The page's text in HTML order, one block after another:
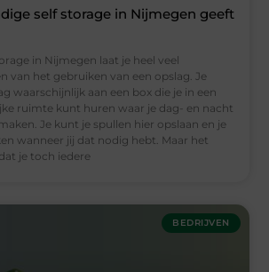
self storage in Nijmegen geeft
in Nijmegen laat je heel veel
van het gebruiken van een opslag. Je
waarschijnlijk aan een box die je in een
ruimte kunt huren waar je dag- en nacht
Je kunt je spullen hier opslaan en je
wanneer jij dat nodig hebt. Maar het
je toch iedere
BEDRIJVEN